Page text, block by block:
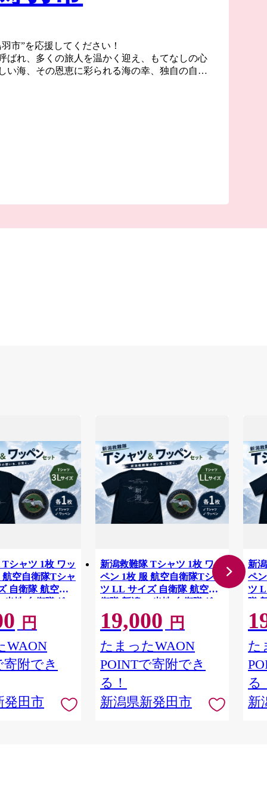
市”を応援してください！
ばれ、多くの旅人を温かく迎え、もてなしの心
い海、その恩恵に彩られる海の幸、独自の自然
シャツ 1枚 ワッ
航空自衛隊Tシャ
自衛隊 航空自
当地 自衛隊グッ
ント レディー
女兼用 ワンポイ
新潟 新発田 新
新発田駐屯地
円
WAON
寄附でき
発田市
新潟救難隊 Tシャツ 1枚 ワッ
ペン 1枚 服 航空自衛隊Tシャ
ツ LL サイズ 自衛隊 航空自
衛隊 新潟 ご当地 自衛隊グッ
ズ バックプリント レディー
ス メンズ 男女兼用 ワンポイ
ント ネイビー 新潟分屯基地
救難隊 新潟県 新潟 新発田 新
発田市 自衛隊新発田駐屯地
白壁兵舎広報史料館 白壁兵
舎広報史料館売店
shirakabe007_4
19,000 円
たまったWAON
POINTで寄附でき
る！
新潟県新発田市
新
ペ
ツ
隊
バ
メ
ト
難
田
壁兵
広
た
る
新